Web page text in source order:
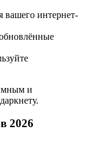
вашего интернет-
и
2026